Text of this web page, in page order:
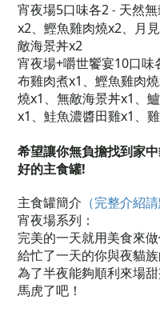
宵夜場5口味各2 - 天然
x2、鰹魚雞肉燒x2、月
敵海景丼x2
宵夜場+嚼世饗宴10口味
布雞肉煮x1、鰹魚雞肉
燒x1、無敵海景丼x1、
x1、鮭魚濃醬田雞x1、
希望讓你無負擔找到家
好的主食罐!
主食罐簡介 （完整介紹
宵夜場系列：
完美的一天就用美食來做
給忙了一天的你與夜貓
為了半夜能夠順利來場
馬虎了吧！